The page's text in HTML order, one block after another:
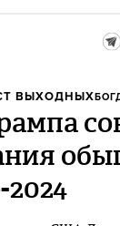
ВЫХОДНЫХ